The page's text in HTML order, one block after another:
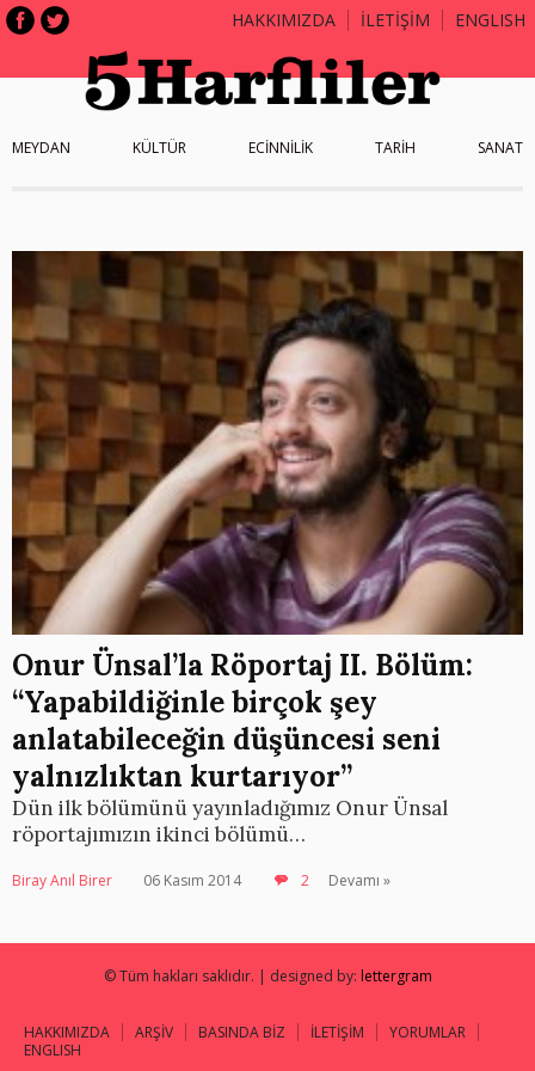
HAKKIMIZDA İLETİŞİM ENGLISH
MEYDAN KÜLTÜR ECİNNİLİK TARİH SANAT
Onur Ünsal’la Röportaj II. Bölüm:
“Yapabildiğinle birçok şey
anlatabileceğin düşüncesi seni
yalnızlıktan kurtarıyor”
Dün ilk bölümünü yayınladığımız Onur Ünsal
röportajımızın ikinci bölümü…
Biray Anıl Birer 06 Kasım 2014 2 Devamı »
© Tüm hakları saklıdır. | designed by: lettergram
HAKKIMIZDA ARŞİV BASINDA BİZ İLETİŞİM
YORUMLAR
ENGLISH